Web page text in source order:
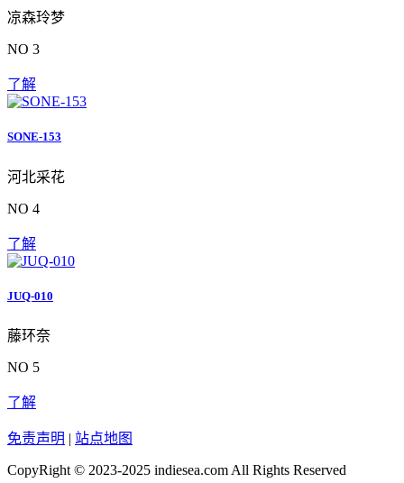
凉森玲梦
NO 3
了解
SONE-153
河北采花
NO 4
了解
JUQ-010
藤环奈
NO 5
了解
免责声明 | 站点地图
CopyRight © 2023-2025 indiesea.com All Rights Reserved